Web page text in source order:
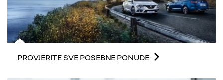
PROVJERITE SVE POSEBNE PONUDE